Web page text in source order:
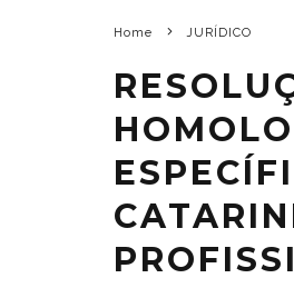
Home JURÍDICO